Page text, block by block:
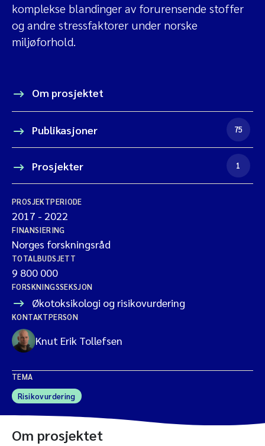
komplekse blandinger av forurensende stoffer
og andre stressfaktorer under norske
miljøforhold.
Om prosjektet
Publikasjoner 75
Prosjekter 1
PROSJEKTPERIODE
2017 - 2022
FINANSIERING
Norges forskningsråd
TOTALBUDSJETT
9 800 000
FORSKNINGSSEKSJON
Økotoksikologi og risikovurdering
KONTAKTPERSON
Knut Erik Tollefsen
TEMA
Risikovurdering
Om prosjektet